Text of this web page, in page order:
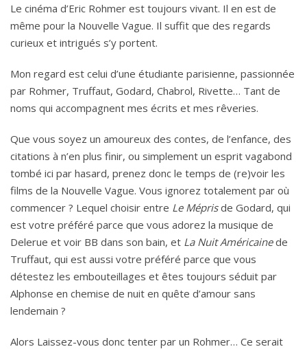
Le cinéma d’Eric Rohmer est toujours vivant. Il en est de
même pour la Nouvelle Vague. Il suffit que des regards
curieux et intrigués s’y portent.
Mon regard est celui d’une étudiante parisienne, passionnée
par Rohmer, Truffaut, Godard, Chabrol, Rivette… Tant de
noms qui accompagnent mes écrits et mes rêveries.
Que vous soyez un amoureux des contes, de l’enfance, des
citations à n’en plus finir, ou simplement un esprit vagabond
tombé ici par hasard, prenez donc le temps de (re)voir les
films de la Nouvelle Vague. Vous ignorez totalement par où
commencer ? Lequel choisir entre Le Méprisde Godard, qui
est votre préféré parce que vous adorez la musique de
Delerue et voir BB dans son bain, et La Nuit Américainede
Truffaut, qui est aussi votre préféré parce que vous
détestez les embouteillages et êtes toujours séduit par
Alphonse en chemise de nuit en quête d’amour sans
lendemain ?
Alors Laissez-vous donc tenter par un Rohmer… Ce serait